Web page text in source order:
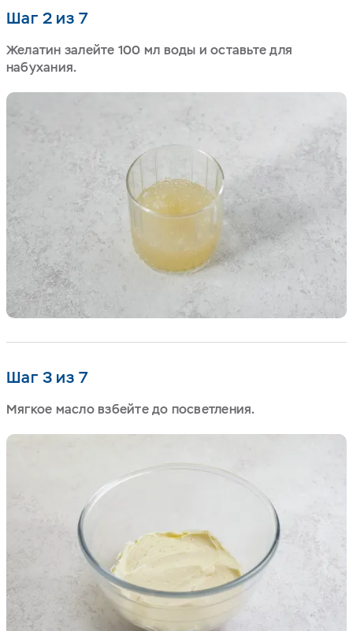
Шаг 2 из 7
Желатин залейте 100 мл воды и оставьте для
набухания.
Шаг 3 из 7
Мягкое масло взбейте до посветления.